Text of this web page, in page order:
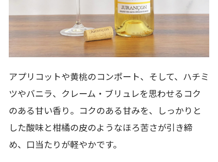
アプリコットや黄桃のコンポート、そして、ハチミ
ツやバニラ、クレーム・ブリュレを思わせるコク
のある甘い香り。コクのある甘みを、しっかりと
した酸味と柑橘の皮のようなほろ苦さが引き締
め、口当たりが軽やかです。